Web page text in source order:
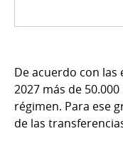
De acuerdo con las
2027 más de
régimen. Para ese
de las